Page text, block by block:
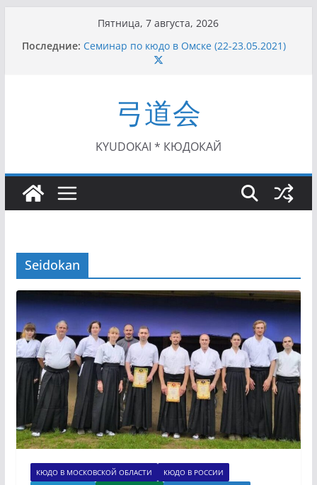
содержимому
Пятница, 7 августа, 2026
Последние: Семинар по кюдо в Омске (22-23.05.2021)
Чемпионат Росcии, Дёмино (2-5.09.2021)
II Кубок Посла Японии в России по Кюдо,
Орёл (25.07.2021)
I этап Кубка Московской области по Кюдо /
Сейдокан II (27.06.2021)
弓道会
KYUDOKAI * КЮДОКАЙ
Seidokan
КЮДО В МОСКОВСКОЙ ОБЛАСТИ
КЮДО В РОССИИ